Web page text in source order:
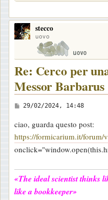
stecco
uovo
Re: Cerco per
Messor Barbarus
M
s
s
a
g
i
29/02/2024, 14:48
ciao, guarda questo post:
https://formicarium.it/
«The ideal scientist thinks
like a bookkeeper»